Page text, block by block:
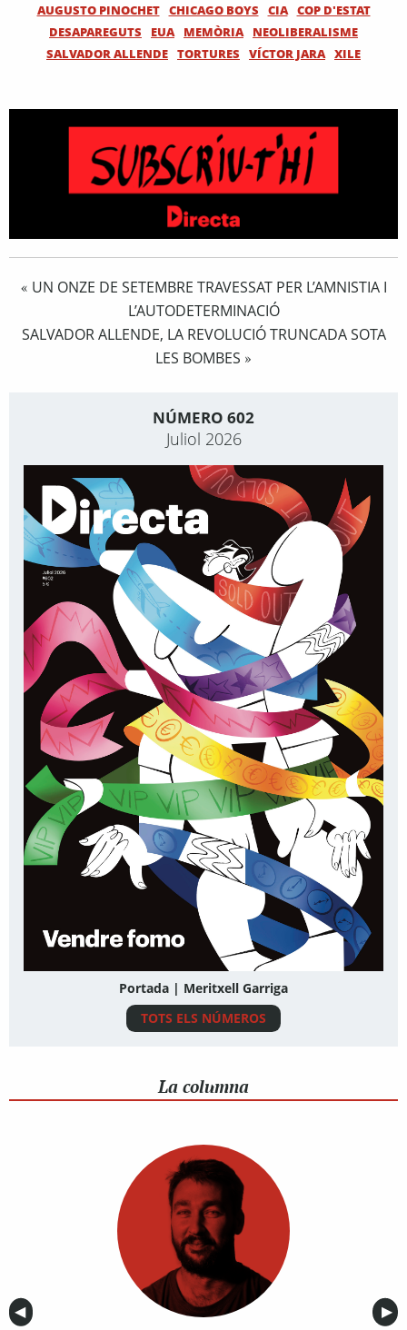
AUGUSTO PINOCHET CHICAGO BOYS CIA COP D'ESTAT
DESAPAREGUTS
EUA MEMÒRIA
NEOLIBERALISME
SALVADOR ALLENDE TORTURES VÍCTOR JARA XILE
« UN ONZE DE SETEMBRE TRAVESSAT PER L’AMNISTIA I
L’AUTODETERMINACIÓ
SALVADOR ALLENDE, LA REVOLUCIÓ TRUNCADA SOTA
LES BOMBES »
NÚMERO 602
Juliol 2026
Portada | Meritxell Garriga
TOTS ELS NÚMEROS
La columna
Anterior
◀︎ ▶︎